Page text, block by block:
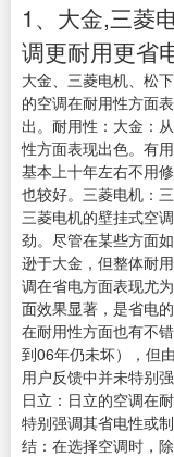
1、大金,三菱
调更耐用更省
大金、三菱电机、松
的空调在耐用性方面
出。耐用性：大金：
性方面表现出色。有
基本上十年左右不用
也较好。三菱电机：
三菱电机的壁挂式空
劲。尽管在某些方面
逊于大金，但整体耐
调在省电方面表现尤
面效果显著，是省电
在耐用性方面也有不
到06年仍未坏），但
用户反馈中并未特别
日立：日立的空调在
特别强调其省电性或
结：在选择空调时，